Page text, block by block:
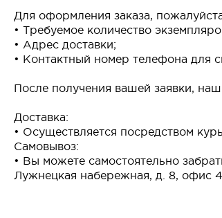
Для оформления заказа,
• Требуемое количество
• Адрес доставки;
• Контактный номер телефона для
После получения вашей заявки,
Доставка:
• Осуществляется посредством
Самовывоз:
• Вы можете самостоятельно
Лужнецкая набережная, д. 8, офис